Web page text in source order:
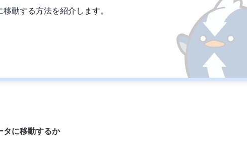
動する方法を紹介します。
に移動するか